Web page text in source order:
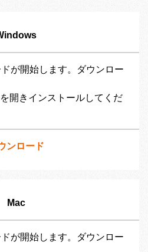
が開始します。ダウンロー
開きインストールしてくだ
ンロード
Mac
が開始します。ダウンロー